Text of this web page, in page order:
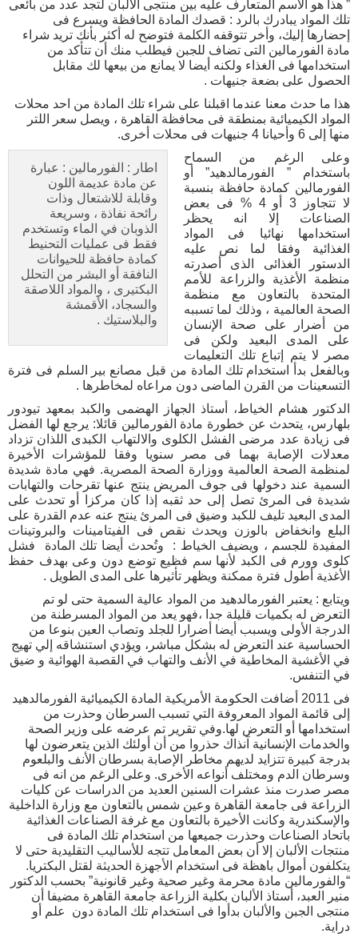
” هذا هو الاسم المتعارف عليه بين منتجى الألبان لتجد عدد من بائعى
تلك المواد يبادرك بالرد : قصدك المادة الحافظة ويسرع فى
إحضارها إليك، وأخر تتوقفه الكلمة فتوضح له أكثر بأنك تريد شراء
مادة الفورمالين التى تضاف للجبن فيطلب منك أن تتأكد من
استخدامها فى الغذاء ولكنه أيضا لا يمانع من بيعها لك مقابل
الحصول على بضعة جنيهات .
هذا ما حدث معنا عندما اقبلنا على شراء تلك المادة من احد محلات
المواد الكيميائية بمنطقة فى محافظة القاهرة ، ويصل سعر اللتر
منها إلى 6 وأحيانا 4 جنيهات فى محلات أخرى.
اطار : الفورمالين : عبارة
عن مادة عديمة اللون
وقابلة للاشتعال وذات
رائحة نفاذة ، وسريعة
الذوبان في الماء وتستخدم
فقط فى عمليات التحنيط
كمادة حافظة للحيوانات
النافقة أو البشر من التحلل
البكتيرى ، والمواد اللاصقة
والسجاد، الأقمشة
والبلاستيك .
وعلى الرغم من السماح
باستخدام ” الفورمالدهيد” أو
الفورمالين كمادة حافظة بنسبة
لا تتجاوز 3 أو 4 % فى بعض
الصناعات إلا انه يحظر
استخدامها نهائيا فى المواد
الغذائية وفقا لما نص عليه
الدستور الغذائى الذى أصدرته
منظمة الأغذية والزراعة للأمم
المتحدة بالتعاون مع منظمة
الصحة العالمية ، وذلك لما تسببه
من أضرار على صحة الإنسان
على المدى البعيد ولكن فى
مصر لا يتم إتباع تلك التعليمات
وبالفعل بدأ استخدام تلك المادة من قبل مصانع بير السلم فى فترة
التسعينات من القرن الماضى دون مراعاه لمخاطرها .
الدكتور هشام الخياط، أستاذ الجهاز الهضمى والكبد بمعهد تيودور
بلهارس، يتحدث عن خطورة مادة الفورمالين قائلا: يرجع لها الفضل
فى زيادة عدد مرضى الفشل الكلوى والالتهاب الكبدى اللذان تزداد
معدلات الإصابة بهما فى مصر سنويا وفقا للمؤشرات الأخيرة
لمنظمة الصحة العالمية ووزارة الصحة المصرية. فهي مادة شديدة
السمية عند دخولها فى جوف المريض ينتج عنها تقرحات والتهابات
شديدة فى المرئ تصل إلى حد ثقبه إذا كان مركزا أو تحدث على
المدى البعيد تليف للكبد وضيق فى المرئ ينتج عنه عدم القدرة على
البلع وانخفاض بالوزن ويحدث نقص فى الفيتامينات والبروتينات
المفيدة للجسم ، ويضيف الخياط : وتُحدث أيضا تلك المادة فشل
كلوى وورم فى الكبد لأنها سم فظيع توضع دون وعى بهدف حفظ
الأغذية أطول فترة ممكنة ويظهر تأثيرها على المدى الطويل .
ويتابع : يعتبر الفورمالدهيد من المواد عالية السمية حتى لو تم
التعرض له بكميات قليلة جدا ،فهو يعد من المواد المسرطنة من
الدرجة الأولى ويسبب أيضا أضرارا للجلد وتصاب العين بنوعا من
الحساسية عند التعرض له بشكل مباشر، ويؤدي استنشاقه إلي تهيج
في الأغشية المخاطية في الأنف والتهاب في القصبة الهوائية و ضيق
في التنفس.
فى 2011 أضافت الحكومة الأمريكية المادة الكيميائية الفورمالدهيد
إلى قائمة المواد المعروفة التي تسبب السرطان وحذرت من
استخدامها أو التعرض لها.وفي تقرير تم عرضه على وزير الصحة
والخدمات الإنسانية آنذاك حذروا من أن أولئك الذين يتعرضون لها
بدرجة كبيرة تتزايد لديهم مخاطر الإصابة بسرطان الأنف والبلعوم
وسرطان الدم ومختلف أنواعه الأخرى. وعلى الرغم من انه فى
مصر صدرت منذ عشرات السنين العديد من الدراسات عن كليات
الزراعة فى جامعة القاهرة وعين شمس بالتعاون مع وزارة الداخلية
والإسكندرية وكانت الأخيرة بالتعاون مع غرفة الصناعات الغذائية
باتحاد الصناعات وحذرت جميعها من استخدام تلك المادة فى
منتجات الألبان إلا أن بعض المعامل تتجه للأساليب التقليدية حتى لا
يتكلفون أموال باهظة فى استخدام الأجهزة الحديثة لقتل البكتريا.
“والفورمالين مادة محرمة وغير صحية وغير قانونية” بحسب الدكتور
منير العبد، أستاذ الألبان بكلية الزراعة جامعة القاهرة مضيفا أن
منتجى الجبن والألبان بدأوا فى استخدام تلك المادة دون علم أو
دراية.